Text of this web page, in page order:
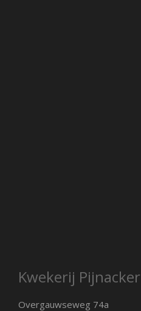
Kwekerij Pijnacker
Overgauwseweg 74a